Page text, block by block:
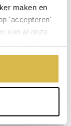
maken en
'accepteren'
van al onze
En door te
meer